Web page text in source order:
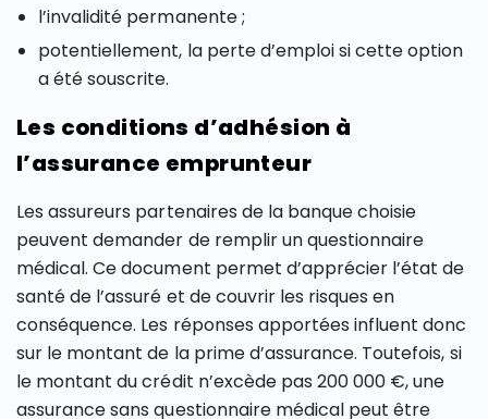
l’invalidité permanente ;
potentiellement, la perte d’emploi si cette option
a été souscrite.
Les conditions d’adhésion à
l’assurance emprunteur
Les assureurs partenaires de la banque choisie
peuvent demander de remplir un questionnaire
médical. Ce document permet d’apprécier l’état de
santé de l’assuré et de couvrir les risques en
conséquence. Les réponses apportées influent donc
sur le montant de la prime d’assurance. Toutefois, si
le montant du crédit n’excède pas 200 000 €, une
assurance sans questionnaire médical peut être